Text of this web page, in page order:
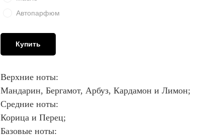
Автопарфюм
Купить
Верхние ноты:
Мандарин, Бергамот, Арбуз, Кардамон и Лимон;
Средние ноты:
Корица и Перец;
Базовые ноты: